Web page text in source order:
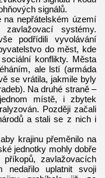
signálů.
na nepřátelském území
systémy.
podřídili vyvolávání
do měst, kde
konflikty. Města
ale lstí (armáda
se vrátila, jakmile byly
Na druhé straně –
místě, i zbytek
Později začali
a stali se z nich i
krajinu přeměnilo na
jednotky mohly dobře
zavlažovacích
nedařilo uplatnit svoji